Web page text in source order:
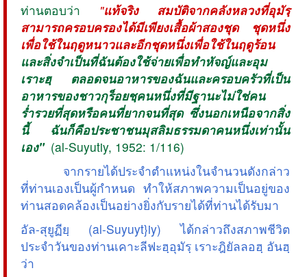
ท่านตอบว่า "แท้จริง สมบัติจากคลังหลวงที่อุมัรฺ
สามารถครอบครองได้มีเพียงเสื้อผ้าสองชุด ชุดหนึ่ง
เพื่อใช้ในฤดูหนาวและอีกชุดหนึ่งเพื่อใช้ในฤดูร้อน
และสิ่งจำเป็นที่ฉันต้องใช้จ่ายเพื่อทำหัจญ์และอุม
เราะฮฺ ตลอดจนอาหารของฉันและครอบครัวที่เป็น
อาหารของชาวกุร็อยชฺคนหนึ่งที่มีฐานะไม่ใช่คน
ร่ำรวยที่สุดหรือคนที่ยากจนที่สุด ซึ่งนอกเหนือจากสิ่ง
นี้ ฉันก็คือประชาชนมุสลิมธรรมดาคนหนึ่งเท่านั้น
เอง"(al-Suyutiy, 1952: 1/116)
จากรายได้ประจำตำแหน่งในจำนวนดังกล่าว
ที่ท่านเองเป็นผู้กำหนด ทำให้สภาพความเป็นอยู่ของ
ท่านสอดคล้องเป็นอย่างยิ่งกับรายได้ที่ท่านได้รับมา
อัล-สุยูฏียฺ (al-Suyuyt}iy) ได้กล่าวถึงสภาพชีวิต
ประจำวันของท่านเคาะลีฟะฮฺอุมัรฺ เราะฎิยัลลอฮฺ อันฮฺ
ว่า